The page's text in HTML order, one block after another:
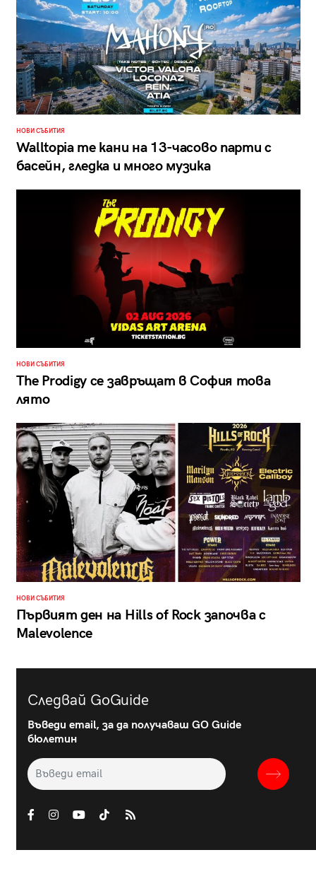
НОВИ СЪБИТИЯ
Walltopia те кани на 13-часово парти с
басейн, гледка и много музика
НОВИ СЪБИТИЯ
The Prodigy се завръщат в София това
лято
НОВИ СЪБИТИЯ
Първият ден на Hills of Rock започва с
Malevolence
Следвай GoGuide
Въведи email, за да получаваш GO Guide
бюлетин